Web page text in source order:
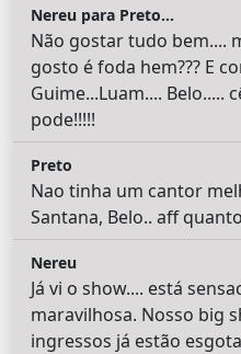
Nereu para Preto...
Não gostar tudo bem....
gosto é foda hem??? E
Guime...Luam.... Belo.....
pode!!!!!
Preto
Nao tinha um cantor
Santana, Belo.. aff
Nereu
Já vi o show.... está
maravilhosa. Nosso big
ingressos já estão